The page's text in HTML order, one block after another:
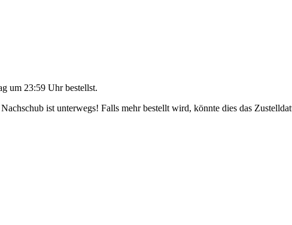
um 23:59 Uhrbestellst.
ist unterwegs! Falls mehr bestellt wird, könnte dies das